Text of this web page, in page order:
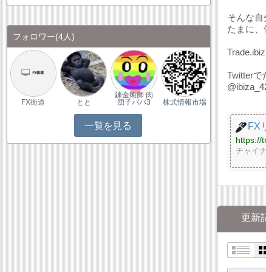
そんな自
たまに
Twitterで
FX
https://
チャイ
更新
フォロワー(4人)
FX街道 とと
錬金術師 肉
団子パパ3
株式情報市場
一覧を見る